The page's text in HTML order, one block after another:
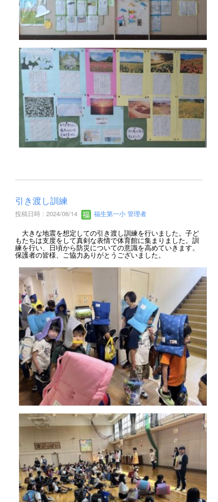
引き渡し訓練
投稿日時 : 2024/06/14 福生第一小 管理者
大きな地震を想定しての引き渡し訓練を行いました。子ど
もたちは支度をして真剣な表情で体育館に集まりました。訓
練を行い、日頃から防災についての意識を高めていきます。
保護者の皆様、ご協力ありがとうございました。